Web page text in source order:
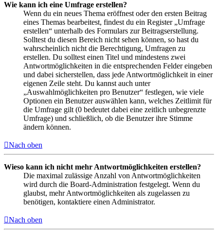
Wie kann ich eine Umfrage erstellen?
Wenn du ein neues Thema eröffnest oder den ersten Beitrag
eines Themas bearbeitest, findest du ein Register „Umfrage
erstellen“ unterhalb des Formulars zur Beitragserstellung.
Solltest du diesen Bereich nicht sehen können, so hast du
wahrscheinlich nicht die Berechtigung, Umfragen zu
erstellen. Du solltest einen Titel und mindestens zwei
Antwortmöglichkeiten in die entsprechenden Felder eingeben
und dabei sicherstellen, dass jede Antwortmöglichkeit in einer
eigenen Zeile steht. Du kannst auch unter
„Auswahlmöglichkeiten pro Benutzer“ festlegen, wie viele
Optionen ein Benutzer auswählen kann, welches Zeitlimit für
die Umfrage gilt (0 bedeutet dabei eine zeitlich unbegrenzte
Umfrage) und schließlich, ob die Benutzer ihre Stimme
ändern können.
Nach oben
Wieso kann ich nicht mehr Antwortmöglichkeiten erstellen?
Die maximal zulässige Anzahl von Antwortmöglichkeiten
wird durch die Board-Administration festgelegt. Wenn du
glaubst, mehr Antwortmöglichkeiten als zugelassen zu
benötigen, kontaktiere einen Administrator.
Nach oben